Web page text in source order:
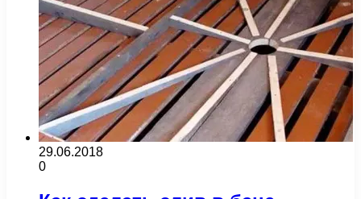
29.06.2018
0